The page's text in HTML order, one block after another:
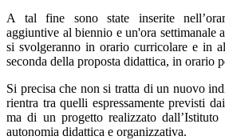
A tal fine sono state inserite
aggiuntive al biennio e un'ora settimanale
si svolgeranno in orario curricolare e in
seconda della proposta didattica, in orario
Si precisa che non si tratta di un nuovo
rientra tra quelli espressamente previsti
ma di un progetto realizzato dall’Istituto
autonomia didattica e organizzativa.